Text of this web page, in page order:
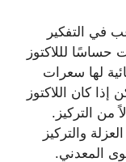
في التفكير
حساسًا لللاكتوز
لها سعرات
كان اللاكتوز
من التركيز.
والتركيز
المعدني.